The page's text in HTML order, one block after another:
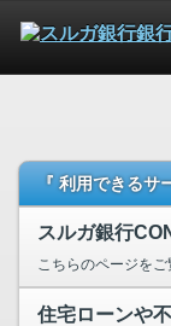
『 利用できる
スルガ銀行
こちらのページをご